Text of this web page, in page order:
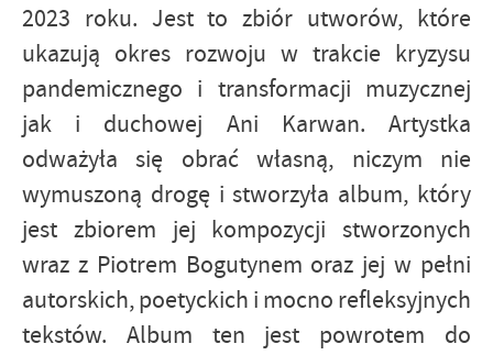
2023 roku. Jest to zbiór utworów, które
ukazują okres rozwoju w trakcie kryzysu
pandemicznego i transformacji muzycznej
jak i duchowej Ani Karwan. Artystka
odważyła się obrać własną, niczym nie
wymuszoną drogę i stworzyła album, który
jest zbiorem jej kompozycji stworzonych
wraz z Piotrem Bogutynem oraz jej w pełni
autorskich, poetyckich i mocno refleksyjnych
tekstów. Album ten jest powrotem do